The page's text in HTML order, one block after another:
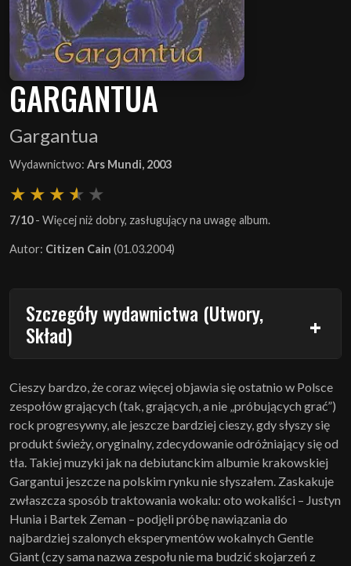
GARGANTUA
Gargantua
Wydawnictwo: Ars Mundi, 2003
7/10- Więcej niż dobry, zasługujący na uwagę album.
Autor: Citizen Cain (01.03.2004)
Szczegóły wydawnictwa (Utwory,
Skład)
Cieszy bardzo, że coraz więcej objawia się ostatnio w Polsce
zespołów grających (tak, grających, a nie „próbujących grać”)
rock progresywny, ale jeszcze bardziej cieszy, gdy słyszy się
produkt świeży, oryginalny, zdecydowanie odróżniający się od
tła. Takiej muzyki jak na debiutanckim albumie krakowskiej
Gargantui jeszcze na polskim rynku nie słyszałem. Zaskakuje
zwłaszcza sposób traktowania wokalu: oto wokaliści – Justyn
Hunia i Bartek Zeman – podjęli próbę nawiązania do
najbardziej szalonych eksperymentów wokalnych Gentle
Giant (czy sama nazwa zespołu nie ma budzić skojarzeń z